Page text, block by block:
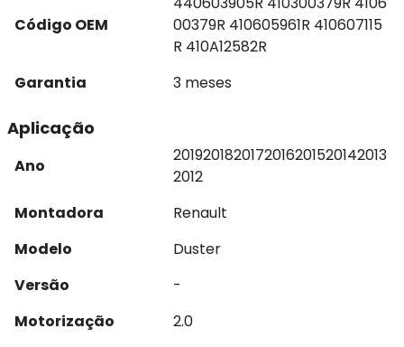
Código OEM
00379R 410605961R 410607115
R 410A12582R
Garantia
3 meses
Aplicação
Ano
2019201820172016201520142013
2012
Montadora
Renault
Modelo
Duster
Versão
-
Motorização
2.0